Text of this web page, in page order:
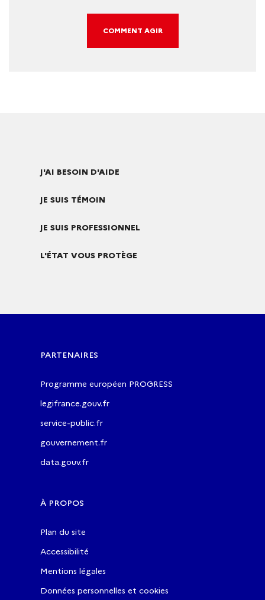
COMMENT AGIR
J'AI BESOIN D'AIDE
JE SUIS TÉMOIN
JE SUIS PROFESSIONNEL
L'ÉTAT VOUS PROTÈGE
PARTENAIRES
Programme européen PROGRESS
legifrance.gouv.fr
service-public.fr
gouvernement.fr
data.gouv.fr
À PROPOS
Plan du site
Accessibilité
Mentions légales
Données personnelles et cookies